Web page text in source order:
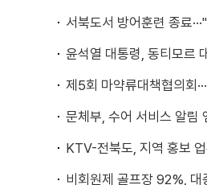
서북도서 방어훈련 종료
윤석열 대통령, 동티모르
제5회 마약류대책협의회
문체부, 수어 서비스 알림
KTV-전북도, 지역 홍보
비회원제 골프장 92%, 대